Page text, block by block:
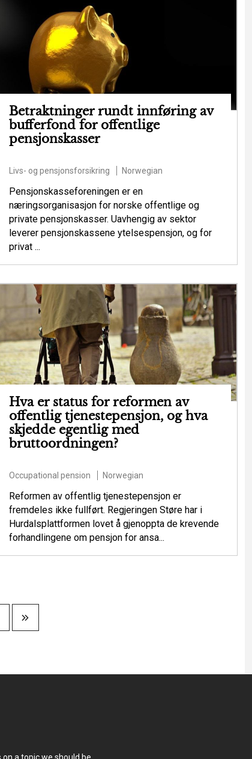
Betraktninger rundt innføring av
bufferfond for offentlige
pensjonskasser
Livs- og pensjonsforsikring Norwegian
Pensjonskasseforeningen er en
næringsorganisasjon for norske offentlige og
private pensjonskasser. Uavhengig av sektor
leverer pensjonskassene ytelsespensjon, og for
privat ...
Hva er status for reformen av
offentlig tjenestepensjon, og hva
skjedde egentlig med
bruttoordningen?
Occupational pension Norwegian
Reformen av offentlig tjenestepensjon er
fremdeles ikke fullført. Regjeringen Støre har i
Hurdalsplattformen lovet å gjenoppta de krevende
forhandlingene om pensjon for ansa...